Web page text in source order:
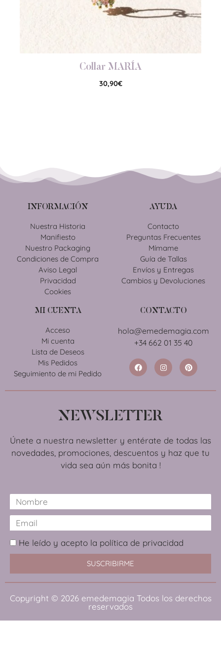
Collar MARÍA
30,90€
INFORMACIÓN
Nuestra Historia
Manifiesto
Nuestro Packaging
Condiciones de Compra
Aviso Legal
Privacidad
Cookies
AYUDA
Contacto
Preguntas Frecuentes
Mímame
Guía de Tallas
Envíos y Entregas
Cambios y Devoluciones
MI CUENTA
Acceso
Mi cuenta
Lista de Deseos
Mis Pedidos
Seguimiento de mi Pedido
CONTACTO
hola@emedemagia.com
+34 662 01 35 40
NEWSLETTER
Únete a nuestra newsletter y entérate de todas las
novedades, promociones, descuentos y haz que tu
vida sea aún más bonita !
He leído y acepto la política de privacidad
SUSCRIBIRME
Copyright © 2026 emedemagia Todos los derechos
reservados